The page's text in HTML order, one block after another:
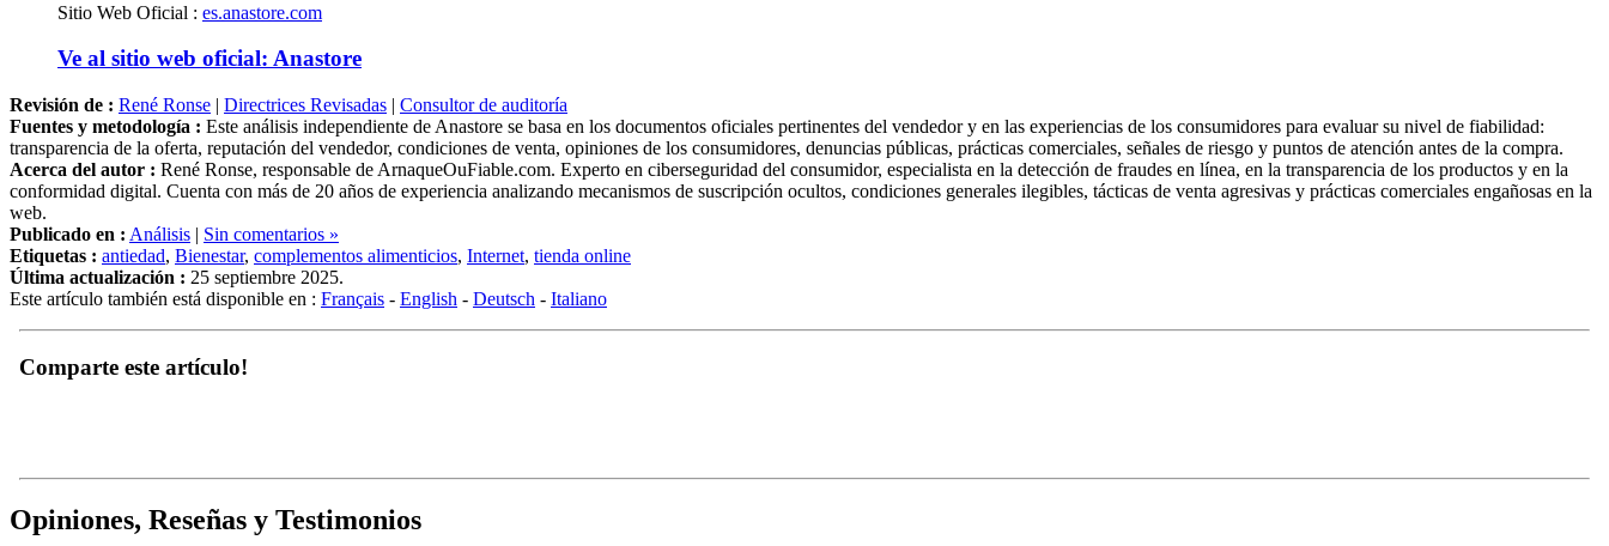
Sitio Web Oficial : es.anastore.com
Ve al sitio web oficial: Anastore
Revisión de : René Ronse | Directrices Revisadas | Consultor de auditoría
Fuentes y metodología : Este análisis independiente de Anastore se basa en los documentos oficiales pertinentes del vendedor y en las experiencias de los consumidores para evaluar su nivel de fiabilidad:
transparencia de la oferta, reputación del vendedor, condiciones de venta, opiniones de los consumidores, denuncias públicas, prácticas comerciales, señales de riesgo y puntos de atención antes de la compra.
Acerca del autor : René Ronse, responsable de ArnaqueOuFiable.com. Experto en ciberseguridad del consumidor, especialista en la detección de fraudes en línea, en la transparencia de los productos y en la
conformidad digital. Cuenta con más de 20 años de experiencia analizando mecanismos de suscripción ocultos, condiciones generales ilegibles, tácticas de venta agresivas y prácticas comerciales engañosas en la
web.
Publicado en : Análisis | Sin comentarios »
Etiquetas : antiedad, Bienestar, complementos alimenticios, Internet, tienda online
Última actualización : 25 septiembre 2025.
Este artículo también está disponible en : Français - English - Deutsch - Italiano
Comparte este artículo!
Opiniones, Reseñas y Testimonios